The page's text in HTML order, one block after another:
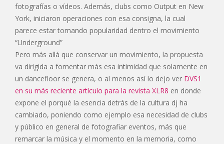
fotografías o vídeos. Además, clubs como Output en New
York, iniciaron operaciones con esa consigna, la cual
parece estar tomando popularidad dentro el movimiento
“Underground”
Pero más allá que conservar un movimiento, la propuesta
va dirigida a fomentar más esa intimidad que solamente en
un dancefloor se genera, o al menos así lo dejo ver DVS1
en su más reciente artículo para la revista XLR8 en donde
expone el porqué la esencia detrás de la cultura dj ha
cambiado, poniendo como ejemplo esa necesidad de clubs
y público en general de fotografiar eventos, más que
remarcar la música y el momento en la memoria, como